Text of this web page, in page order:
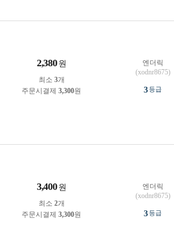
2,380 원
최소 3개
주문시결제 3,300원
엔더릭
(xodnr8675)
3등급
3,400 원
최소 2개
주문시결제 3,300원
엔더릭
(xodnr8675)
3등급